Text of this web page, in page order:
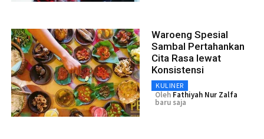
Waroeng Spesial
Sambal Pertahankan
Cita Rasa lewat
Konsistensi
KULINER
Oleh Fathiyah Nur Zalfa
baru saja